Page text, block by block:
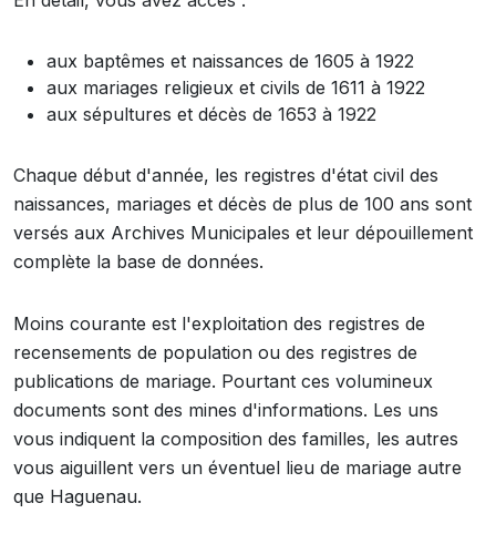
aux baptêmes et naissances de 1605 à 1922
aux mariages religieux et civils de 1611 à 1922
aux sépultures et décès de 1653 à 1922
Chaque début d'année, les registres d'état civil des
naissances, mariages et décès de plus de 100 ans sont
versés aux Archives Municipales et leur dépouillement
complète la base de données.
Moins courante est l'exploitation des registres de
recensements de population ou des registres de
publications de mariage. Pourtant ces volumineux
documents sont des mines d'informations. Les uns
vous indiquent la composition des familles, les autres
vous aiguillent vers un éventuel lieu de mariage autre
que Haguenau.